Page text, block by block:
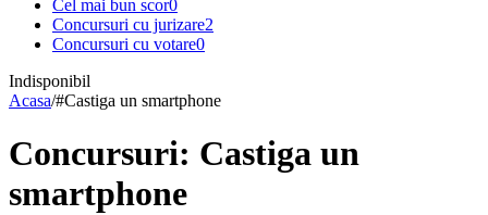
Cel mai bun scor0
Concursuri cu jurizare2
Concursuri cu votare0
Indisponibil
Acasa/#Castiga un smartphone
Concursuri: Castiga un
smartphone